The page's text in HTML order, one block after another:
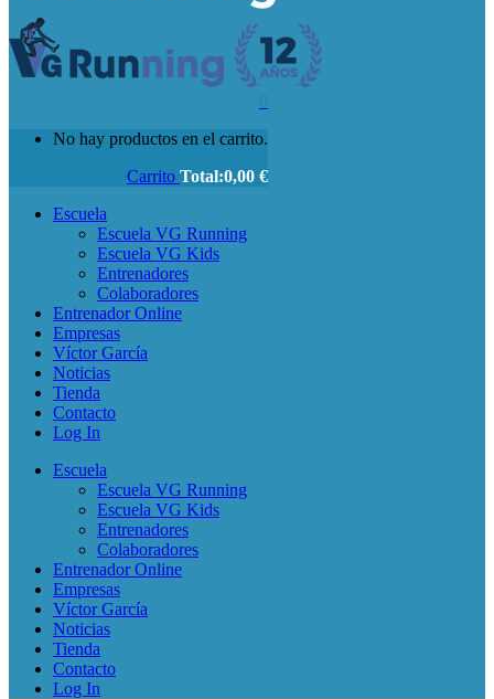
No hay productos en el carrito.
Carrito Total:0,00 €
Escuela
Escuela VG Running
Escuela VG Kids
Entrenadores
Colaboradores
Entrenador Online
Empresas
Víctor García
Noticias
Tienda
Contacto
Log In
Escuela
Escuela VG Running
Escuela VG Kids
Entrenadores
Colaboradores
Entrenador Online
Empresas
Víctor García
Noticias
Tienda
Contacto
Log In